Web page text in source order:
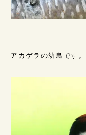
アカゲラの幼鳥です。